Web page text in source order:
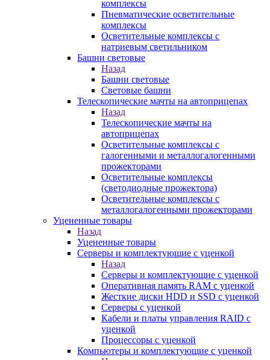
комплексы
Пневматические осветительные
комплексы
Осветительные комплексы с
натриевым светильником
Башни световые
Назад
Башни световые
Световые башни
Телескопические мачты на автоприцепах
Назад
Телескопические мачты на
автоприцепах
Осветительные комплексы с
галогенными и металлогалогенными
прожекторами
Осветительные комплексы
(светодиодные прожектора)
Осветительные комплексы с
металлогалогенными прожекторами
Уцененные товары
Назад
Уцененные товары
Серверы и комплектующие с уценкой
Назад
Серверы и комплектующие с уценкой
Оперативная память RAM с уценкой
Жесткие диски HDD и SSD с уценкой
Серверы с уценкой
Кабели и платы управления RAID с
уценкой
Процессоры с уценкой
Компьютеры и комплектующие с уценкой